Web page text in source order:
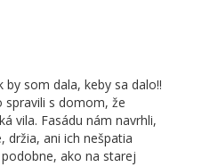
by som dala, keby sa dalo!!
s domom, že
vila. Fasádu nám navrhli,
držia, ani ich nešpatia
ako na starej